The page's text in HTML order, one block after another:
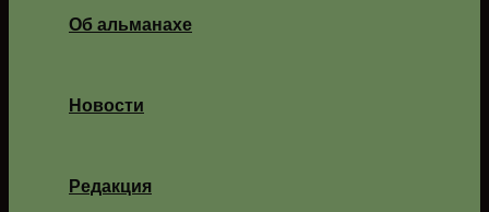
Об альманахе
Новости
Редакция